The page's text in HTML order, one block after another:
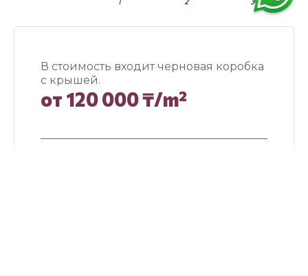
В стоимость входит черновая коробка
с крышей.
от 120 000 ₸/m²